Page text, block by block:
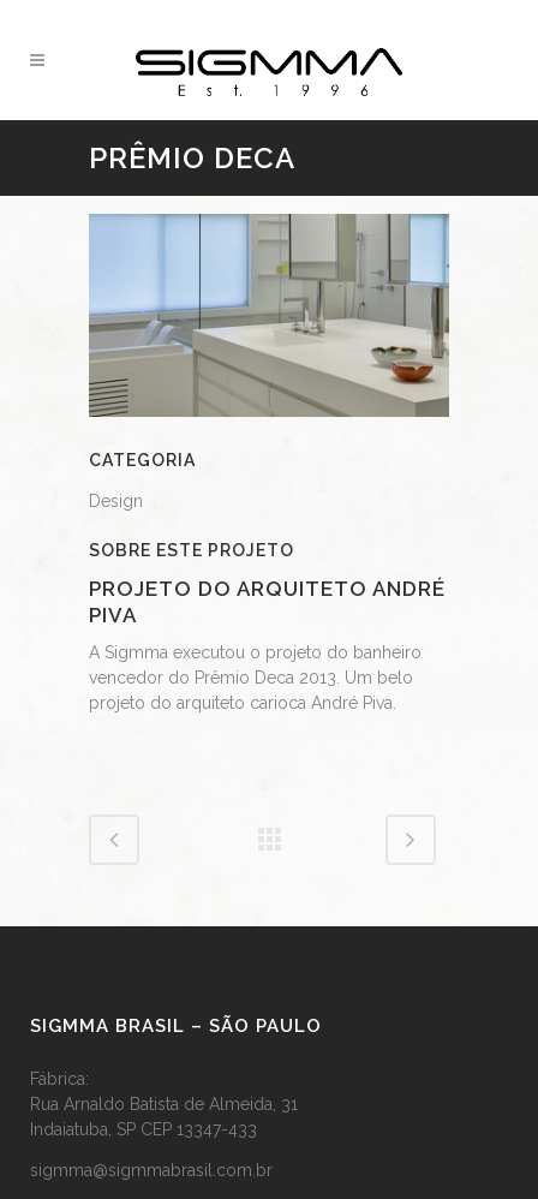
PRÊMIO DECA
CATEGORIA
Design
SOBRE ESTE PROJETO
PROJETO DO ARQUITETO ANDRÉ
PIVA
A Sigmma executou o projeto do banheiro
vencedor do Prêmio Deca 2013. Um belo
projeto do arquiteto carioca André Piva.
SIGMMA BRASIL – SÃO PAULO
Fábrica:
Rua Arnaldo Batista de Almeida, 31
Indaiatuba, SP CEP 13347-433
sigmma@sigmmabrasil.com.br